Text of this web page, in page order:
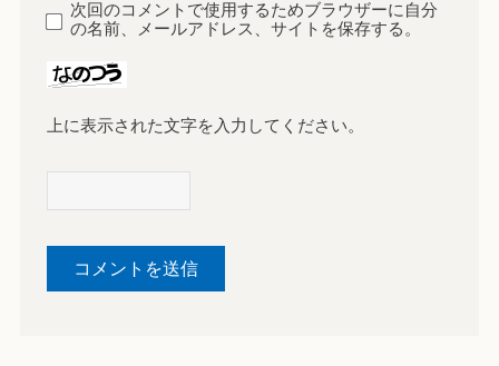
次回のコメントで使用するためブラウザーに自分
の名前、メールアドレス、サイトを保存する。
上に表示された文字を入力してください。